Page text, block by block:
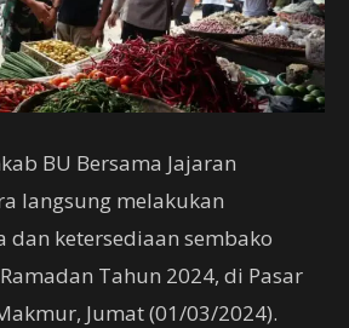
BU Bersama Jajaran
langsung melakukan
dan ketersediaan sembako
Tahun 2024, di Pasar
Jumat (01/03/2024).